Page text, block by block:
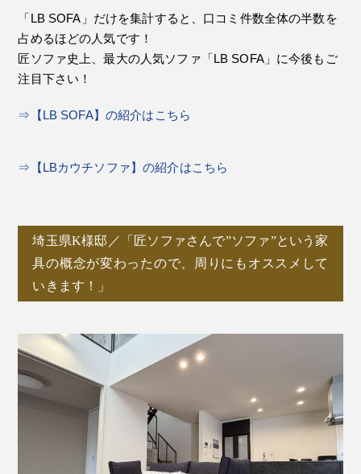
「LB SOFA」だけを集計すると、口コミ件数全体の半数を
占めるほどの人気です！
匠ソファ史上、最大の人気ソファ「LB SOFA」に今後もご
注目下さい！
⇒【LB SOFA】の紹介はこちら
⇒【LBカウチソファ】の紹介はこちら
埼玉県K様邸／「匠ソファさんで”ソファ”という家
具の概念が変わったので、周りにもオススメして
いきます！」